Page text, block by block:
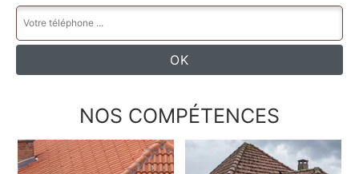
NOS COMPÉTENCES